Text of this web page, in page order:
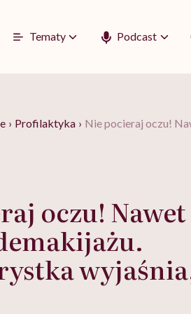
Tematy Podcast
› Profilaktyka › Nie pocieraj oczu!
oczu! Nawet